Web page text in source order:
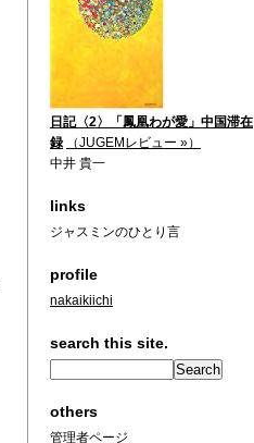
日記〈2〉「鳳凰わが愛」中国滞在
録
（JUGEMレビュー »）
中井 貴一
links
ジャスミンのひとり言
profile
nakaikiichi
search this site.
others
管理者ページ